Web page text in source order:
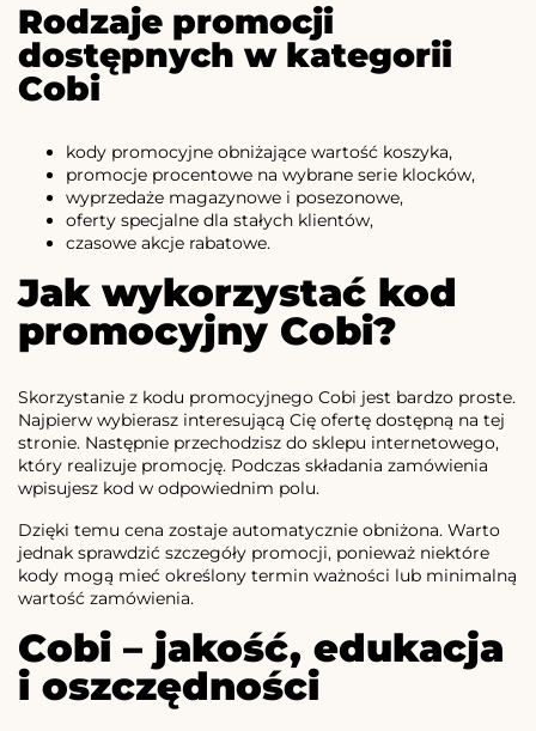
Rodzaje promocji
dostępnych w kategorii
Cobi
kody promocyjne obniżające wartość koszyka,
promocje procentowe na wybrane serie klocków,
wyprzedaże magazynowe i posezonowe,
oferty specjalne dla stałych klientów,
czasowe akcje rabatowe.
Jak wykorzystać kod
promocyjny Cobi?
Skorzystanie z kodu promocyjnego Cobi jest bardzo proste.
Najpierw wybierasz interesującą Cię ofertę dostępną na tej
stronie. Następnie przechodzisz do sklepu internetowego,
który realizuje promocję. Podczas składania zamówienia
wpisujesz kod w odpowiednim polu.
Dzięki temu cena zostaje automatycznie obniżona. Warto
jednak sprawdzić szczegóły promocji, ponieważ niektóre
kody mogą mieć określony termin ważności lub minimalną
wartość zamówienia.
Cobi – jakość, edukacja
i oszczędności